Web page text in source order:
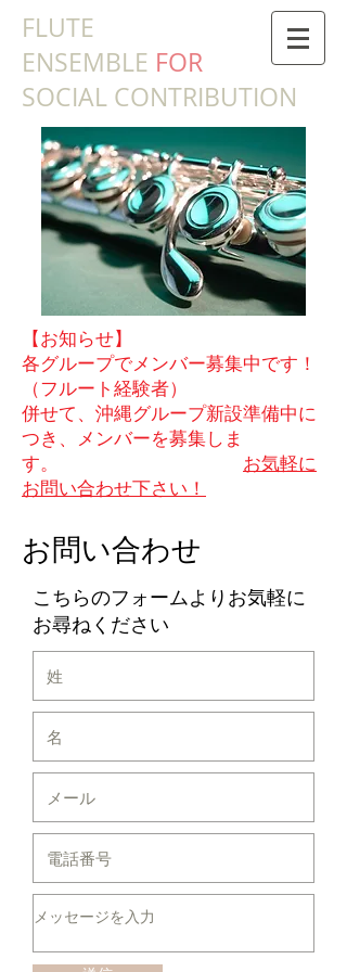
​FLUTE
ENSEMBLE FOR
SOCIAL CONTRIBUTION
【お知らせ】
各グループでメンバー募集中です！
（フルート経験者）
併せて、沖縄グループ新設準備中に
つき、メンバーを募集しま
す。 お気軽に
お問い合わせ下さい！
​こちらのフォームよりお気軽に
お尋ねください
お問い合わせ